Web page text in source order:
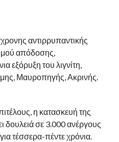
αντιρρυπαντικής
απόδοσης,
εξόρυξη του λιγνίτη,
Μαυροπηγής, Ακρινής.
η κατασκευή της
δουλειά σε 3.000 ανέργους
τέσσερα-πέντε χρόνια.